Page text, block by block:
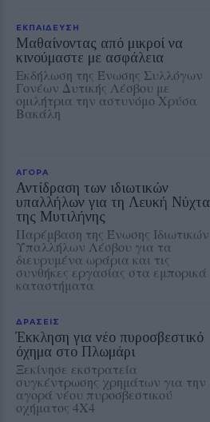
ΕΚΠΑΙΔΕΥΣΗ
Μαθαίνοντας από μικροί να
κινούμαστε με ασφάλεια
Εκδήλωση της Ένωσης Συλλόγων
Γονέων Δυτικής Λέσβου με
ομιλήτρια την αστυνόμο Χρύσα
Βακάλη
ΑΓΟΡΑ
Αντίδραση των ιδιωτικών
υπαλλήλων για τη Λευκή Νύχτα
της Μυτιλήνης
Παρέμβαση της Ένωσης Ιδιωτικών
Υπαλλήλων Λέσβου για τα
διευρυμένα ωράρια και τις
συνθήκες εργασίας στα εμπορικά
καταστήματα
ΔΡΑΣΕΙΣ
Έκκληση για νέο πυροσβεστικό
όχημα στο Πλωμάρι
Ξεκίνησε εκστρατεία
συγκέντρωσης χρημάτων για την
αγορά νέου πυροσβεστικού
οχήματος 4Χ4